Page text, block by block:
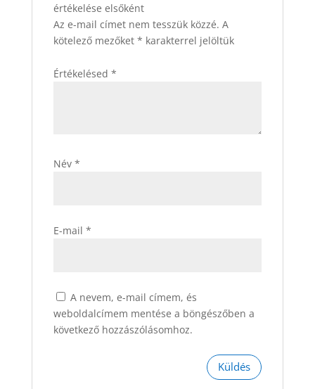
értékelése elsőként
Az e-mail címet nem tesszük közzé. A
kötelező mezőket * karakterrel jelöltük
Értékelésed *
Név *
E-mail *
A nevem, e-mail címem, és
weboldalcímem mentése a böngészőben a
következő hozzászólásomhoz.